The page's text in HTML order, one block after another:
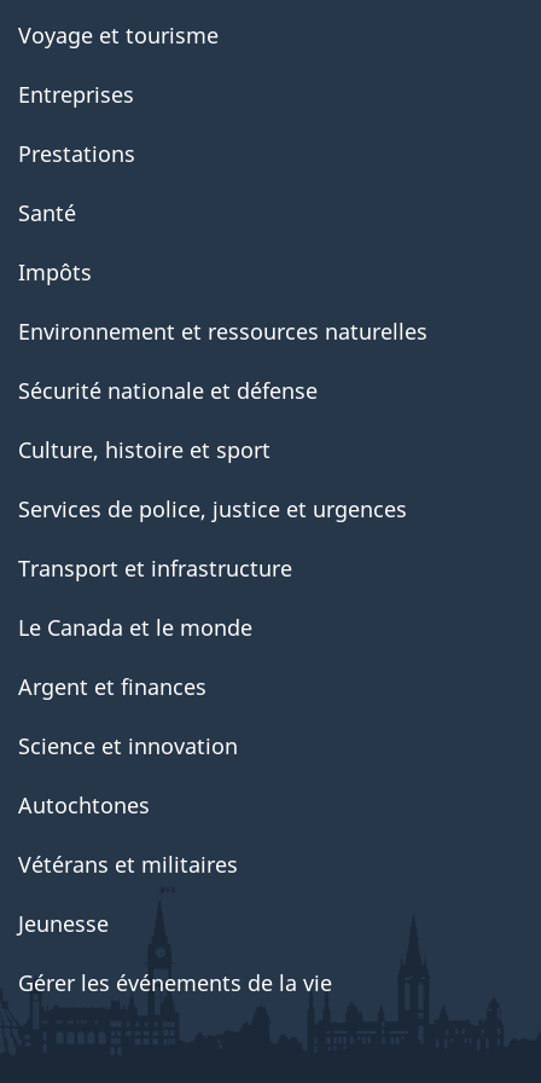
Voyage et tourisme
Entreprises
Prestations
Santé
Impôts
Environnement et ressources naturelles
Sécurité nationale et défense
Culture, histoire et sport
Services de police, justice et urgences
Transport et infrastructure
Le Canada et le monde
Argent et finances
Science et innovation
Autochtones
Vétérans et militaires
Jeunesse
Gérer les événements de la vie